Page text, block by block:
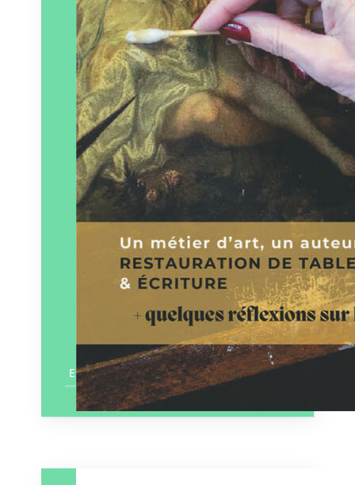
En savoir plus